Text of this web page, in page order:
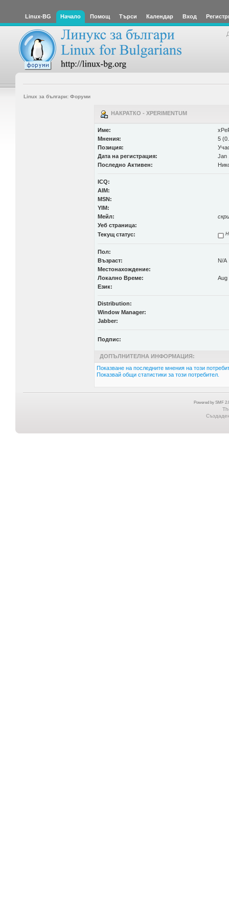
Linux-BG Начало Помощ Търси Календар Вход
Linux за българи: Форуми
НАКРАТКО - XPERIMENTUM
Име:
Мнения:
5
Позиция:
Дата на регистрация:
Jan
Последно Активен:
ICQ:
AIM:
MSN:
YIM:
Мейл:
Уеб страница:
Текущ статус:
Пол:
Възраст:
N/A
Местонахождение:
Локално Време:
Aug
Език:
Distribution:
Window Manager:
Jabber:
Подпис:
ДОПЪЛНИТЕЛНА ИНФОРМАЦИЯ:
Показване на последните мнения на този
Показвай общи статистики за този потребител.
Powered by SMF